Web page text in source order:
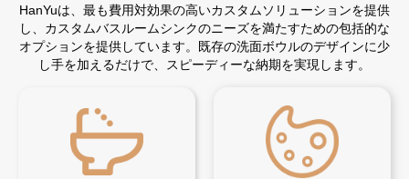
HanYuは、最も費用対効果の高いカスタムソリューションを提供
し、カスタムバスルームシンクのニーズを満たすための包括的な
オプションを提供しています。既存の洗面ボウルのデザインに少
し手を加えるだけで、スピーディーな納期を実現します。